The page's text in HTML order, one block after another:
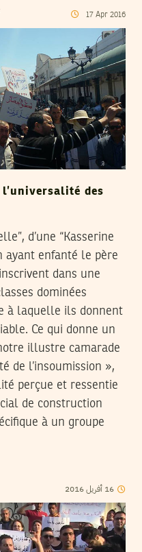
17 Apr 2016
l’universalité des
d’une “Kasserine
ayant enfanté le père
dans une
dominées
à laquelle ils donnent
Ce qui donne un
illustre camarade
de l’insoumission »,
perçue et ressentie
de construction
à un groupe
16 أفريل2016